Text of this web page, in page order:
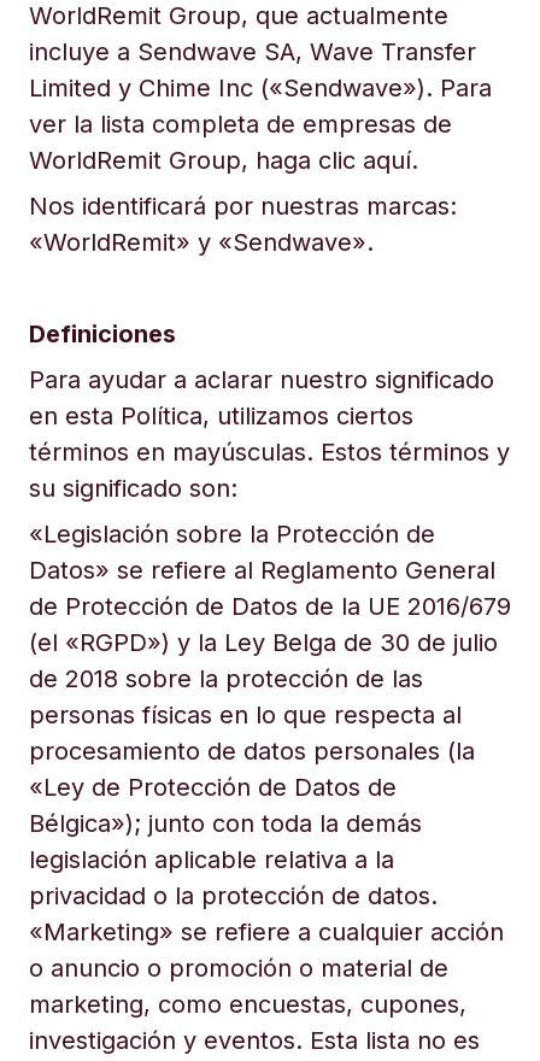
WorldRemit Group, que actualmente
incluye a Sendwave SA, Wave Transfer
Limited y Chime Inc («Sendwave»). Para
ver la lista completa de empresas de
WorldRemit Group, haga clic aquí.
Nos identificará por nuestras marcas:
«WorldRemit» y «Sendwave».
Definiciones
Para ayudar a aclarar nuestro significado
en esta Política, utilizamos ciertos
términos en mayúsculas. Estos términos y
su significado son:
«Legislación sobre la Protección de
Datos» se refiere al Reglamento General
de Protección de Datos de la UE 2016/679
(el «RGPD») y la Ley Belga de 30 de julio
de 2018 sobre la protección de las
personas físicas en lo que respecta al
procesamiento de datos personales (la
«Ley de Protección de Datos de
Bélgica»); junto con toda la demás
legislación aplicable relativa a la
privacidad o la protección de datos.
«Marketing» se refiere a cualquier acción
o anuncio o promoción o material de
marketing, como encuestas, cupones,
investigación y eventos. Esta lista no es